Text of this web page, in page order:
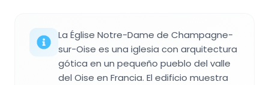
La Église Notre-Dame de Champagne-
sur-Oise es una iglesia con arquitectura
gótica en un pequeño pueblo del valle
del Oise en Francia. El edificio muestra